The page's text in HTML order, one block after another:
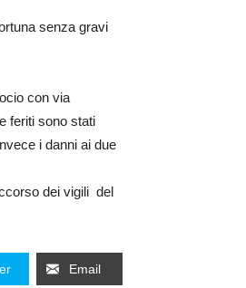
senza gravi
con via
feriti sono stati
i danni ai due
dei vigili del
Email